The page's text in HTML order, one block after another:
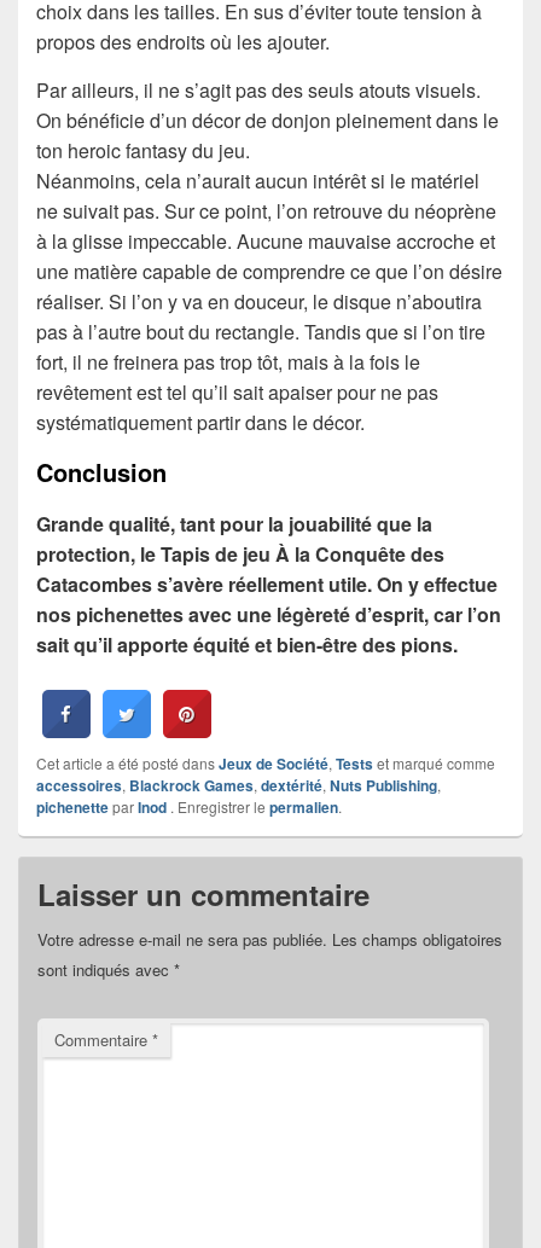
choix dans les tailles. En sus d’éviter toute tension à
propos des endroits où les ajouter.
Par ailleurs, il ne s’agit pas des seuls atouts visuels.
On bénéficie d’un décor de donjon pleinement dans le
ton heroic fantasy du jeu.
Néanmoins, cela n’aurait aucun intérêt si le matériel
ne suivait pas. Sur ce point, l’on retrouve du néoprène
à la glisse impeccable. Aucune mauvaise accroche et
une matière capable de comprendre ce que l’on désire
réaliser. Si l’on y va en douceur, le disque n’aboutira
pas à l’autre bout du rectangle. Tandis que si l’on tire
fort, il ne freinera pas trop tôt, mais à la fois le
revêtement est tel qu’il sait apaiser pour ne pas
systématiquement partir dans le décor.
Conclusion
Grande qualité, tant pour la jouabilité que la
protection, le Tapis de jeu À la Conquête des
Catacombes s’avère réellement utile. On y effectue
nos pichenettes avec une légèreté d’esprit, car l’on
sait qu’il apporte équité et bien-être des pions.
Cet article a été posté dansJeux de Société, Testset marqué comme
accessoires, Blackrock Games, dextérité, Nuts Publishing,
pichenetteparInod . Enregistrer le permalien.
Laisser un commentaire
Votre adresse e-mail ne sera pas publiée. Les champs obligatoires
sont indiqués avec *
Commentaire *